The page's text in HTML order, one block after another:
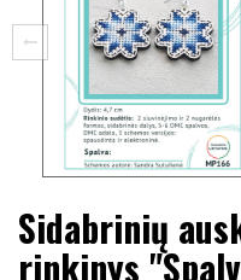
Sidabrinių
rinkinys